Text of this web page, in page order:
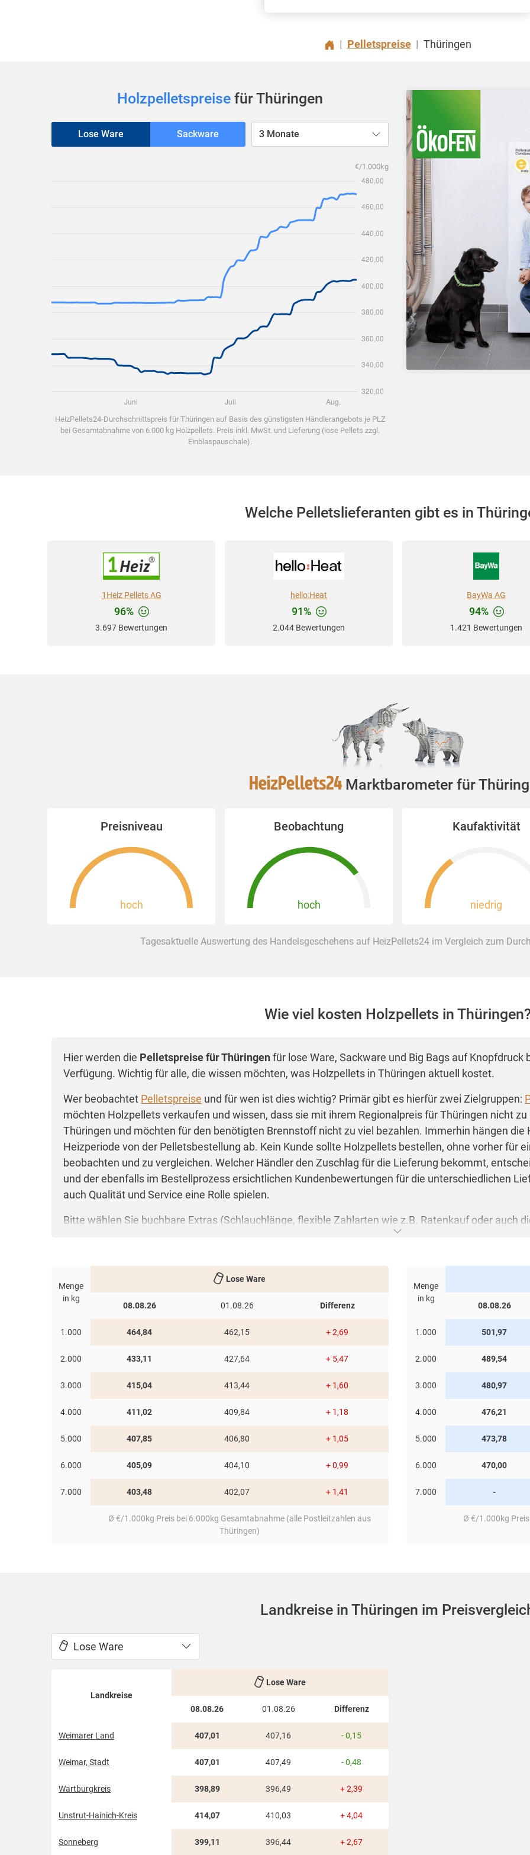
| Pelletspreise | Thüringen
Holzpelletspreise für Thüringen
Lose Ware Sackware 3 Monate
€/1.000kg
HeizPellets24-Durchschnittspreis für Thüringen auf Basis des günstigsten Händlerangebots je PLZ
bei Gesamtabnahme von 6.000 kg Holzpellets. Preis inkl. MwSt. und Lieferung (lose Pellets zzgl.
Einblaspauschale).
Welche Pelletslieferanten gibt es in
1Heiz Pellets AG
96%
3.697 Bewertungen
hello:Heat
91%
2.044 Bewertungen
BayWa AG
94%
1.421 Bewertungen
Marktbarometer für
Preisniveau
hoch
Beobachtung
hoch
Kaufaktivität
niedrig
Tagesaktuelle Auswertung des Handelsgeschehens auf HeizPellets24 im Vergleich zum
Wie viel kosten Holzpellets in
Hier werden die Pelletspreise für Thüringenfür lose Ware, Sackware und Big Bags auf
Verfügung. Wichtig für alle, die wissen möchten, was Holzpellets in Thüringen aktuell kostet.
Wer beobachtet Pelletspreise und für wen ist dies wichtig? Primär gibt es hierfür zwei Zielgruppen:
möchten Holzpellets verkaufen und wissen, dass sie mit ihrem Regionalpreis für Thüringen nicht
Thüringen und möchten für den benötigten Brennstoff nicht zu viel bezahlen. Immerhin hängen
Heizperiode von der Pelletsbestellung ab. Kein Kunde sollte Holzpellets bestellen, ohne vorher für
beobachten und zu vergleichen. Welcher Händler den Zuschlag für die Lieferung bekommt,
und der ebenfalls im Bestellprozess ersichtlichen Kundenbewertungen für die unterschiedlichen
auch Qualität und Service eine Rolle spielen.
Bitte wählen Sie buchbare Extras (Schlauchlänge, flexible Zahlarten wie z.B. Ratenkauf oder auch
nach Bedarf direkt im Bestellprozess. Auch die Wahl zwischen lose Ware, Sackware und Big Bags
Kilopreis. Für eine optimale Übersicht über die Staffelpreise hat HeizPellets24 eine Tabelle
Einzelabnahme, sondern auch fürSammelbestellungenmit mehreren Teilnehmern darstellt.
So sehen Sie allePelletspreise für Thüringenauf einen Blick! Von 500 bis 10.000 Kilogramm und
Vergleich der einzelnen Kilopreise zeigt schnell, inwieweit es sich lohnt, weitere Nachbarn
Menge
in kg
Lose Ware
08.08.26 01.08.26 Differenz
1.000 464,84 462,15 + 2,69
2.000 433,11 427,64 + 5,47
3.000 415,04 413,44 + 1,60
4.000 411,02 409,84 + 1,18
5.000 407,85 406,80 + 1,05
6.000 405,09 404,10 + 0,99
7.000 403,48 402,07 + 1,41
Ø €/1.000kg Preis bei 6.000kg Gesamtabnahme (alle Postleitzahlen aus
Thüringen)
Menge
in kg
08.08.26
1.000 501,97
2.000 489,54
3.000 480,97
4.000 476,21
5.000 473,78
6.000 470,00
7.000 -
Ø €/1.000kg
Landkreise in Thüringen im
Lose Ware
Landkreise
Lose Ware
08.08.26 01.08.26 Differenz
Weimarer Land 407,01 407,16 - 0,15
Weimar, Stadt 407,01 407,49 - 0,48
Wartburgkreis 398,89 396,49 + 2,39
Unstrut-Hainich-Kreis 414,07 410,03 + 4,04
Sonneberg 399,11 396,44 + 2,67